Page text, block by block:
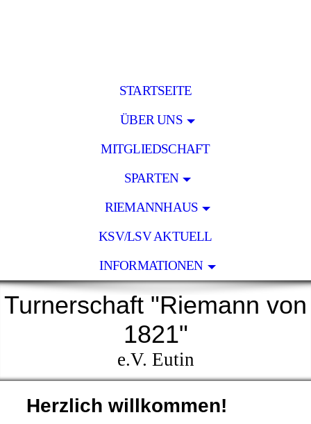
STARTSEITE
ÜBER UNS
MITGLIEDSCHAFT
SPARTEN
RIEMANNHAUS
KSV/LSV AKTUELL
INFORMATIONEN
Turnerschaft "Riemann von
1821"
e.V. Eutin
Herzlich willkommen!